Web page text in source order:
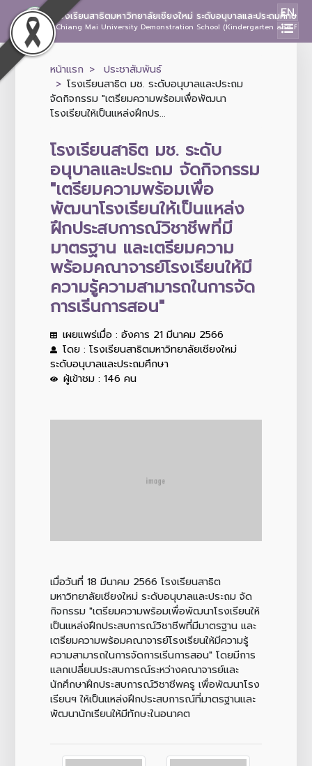
โรงเรียนสาธิตมหาวิทยาลัยเชียงใหม่ ระดับอนุบาลและประถมศึกษา
Chiang Mai University Demonstration School (Kindergarten and
EN
หน้าแรก
ประชาสัมพันธ์
โรงเรียนสาธิต มช. ระดับอนุบาลและประถม
จัดกิจกรรม "เตรียมความพร้อมเพื่อพัฒนา
โรงเรียนให้เป็นแหล่งฝึกปร...
โรงเรียนสาธิต มช. ระดับ
อนุบาลและประถม จัดกิจกรรม
"เตรียมความพร้อมเพื่อ
พัฒนาโรงเรียนให้เป็นแหล่ง
ฝึกประสบการณ์วิชาชีพที่มี
มาตรฐาน และเตรียมความ
พร้อมคณาจารย์โรงเรียนให้มี
ความรู้ความสามารถในการจัด
การเรีนการสอน"
เผยแพร่เมื่อ : อังคาร 21 มีนาคม 2566
โดย : โรงเรียนสาธิตมหาวิทยาลัยเชียงใหม่
ระดับอนุบาลและประถมศึกษา
ผู้เข้าชม : 146 คน
เมื่อวันที่ 18 มีนาคม 2566 โรงเรียนสาธิต
มหาวิทยาลัยเชียงใหม่ ระดับอนุบาลและประถม จัด
กิจกรรม "เตรียมความพร้อมเพื่อพัฒนาโรงเรียนให้
เป็นแหล่งฝึกประสบการณ์วิชาชีพที่มีมาตรฐาน และ
เตรียมความพร้อมคณาจารย์โรงเรียนให้มีความรู้
ความสามารถในการจัดการเรีนการสอน" โดยมีการ
แลกเปลี่ยนประสบการณ์ระหว่างคณาจารย์และ
นักศึกษาฝึกประสบการณ์วิชาชีพครู เพื่อพัฒนาโรง
เรียนฯ ให้เป็นแหล่งฝึกประสบการณ์ที่มาตรฐานและ
พัฒนานักเรียนให้มีทักษะในอนาคต